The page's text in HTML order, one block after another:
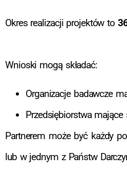
Okres realizacji projektów to
Wnioski mogą składać:
Organizacje badawcze
Przedsiębiorstwa
Partnerem może być każdy
lub w jednym z Państw